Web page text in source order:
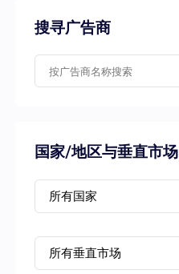
搜寻广告商
国家/地区与垂直市场